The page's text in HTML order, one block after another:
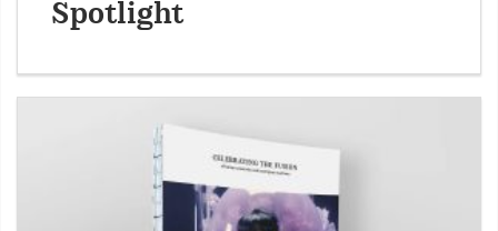
Spotlight